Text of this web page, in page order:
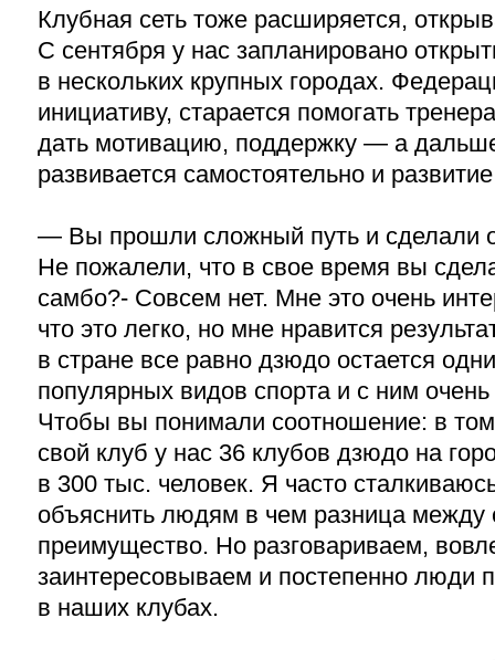
Клубная сеть тоже расширяется,
С сентября у нас запланировано
в нескольких крупных городах.
инициативу, старается помогать
дать мотивацию, поддержку — а
развивается самостоятельно и
— Вы прошли сложный путь и сделали
Не пожалели, что в свое время вы
самбо?- Совсем нет. Мне это очень
что это легко, но мне нравится
в стране все равно дзюдо остается
популярных видов спорта и с ним
Чтобы вы понимали соотношение: в том
свой клуб у нас 36 клубов дзюдо на
в 300 тыс. человек. Я часто
объяснить людям в чем разница
преимущество. Но разговариваем,
заинтересовываем и постепенно люди
в наших клубах.